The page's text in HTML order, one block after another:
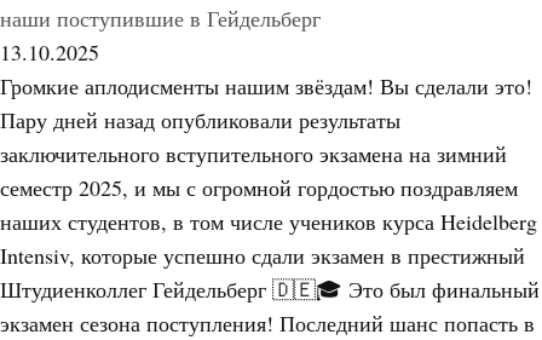
наши поступившие в Гейдельберг
13.10.2025
Громкие аплодисменты нашим звёздам! Вы сделали это!
Пару дней назад опубликовали результаты
заключительного вступительного экзамена на зимний
семестр 2025, и мы с огромной гордостью поздравляем
наших студентов, в том числе учеников курса Heidelberg
Intensiv, которые успешно сдали экзамен в престижный
Штудиенколлег Гейдельберг 🇩🇪🎓 Это был финальный
экзамен сезона поступления! Последний шанс попасть в